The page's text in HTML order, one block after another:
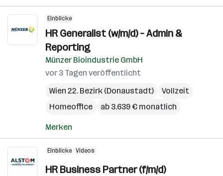
Einblicke
HR Generalist (w/m/d) – Admin &
Reporting
Münzer Bioindustrie GmbH
vor 3 Tagen veröffentlicht
Wien 22. Bezirk (Donaustadt)
Vollzeit
Homeoffice
ab 3.639 € monatlich
Merken
Einblicke Videos
HR Business Partner (f/m/d)